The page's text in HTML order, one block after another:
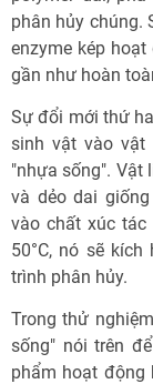
phân hủy chúng.
enzyme kép
gần như hoàn
Sự đổi mới thứ
sinh vật vào vật
"nhựa sống". Vật
và dẻo dai
vào chất xúc
50°C, nó sẽ
trình phân hủy.
Trong thử
sống" nói trên
phẩm hoạt động